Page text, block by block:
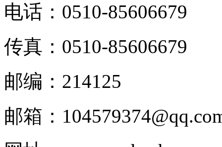
电话：0510-85606679
传真：0510-85606679
邮编：214125
邮箱：